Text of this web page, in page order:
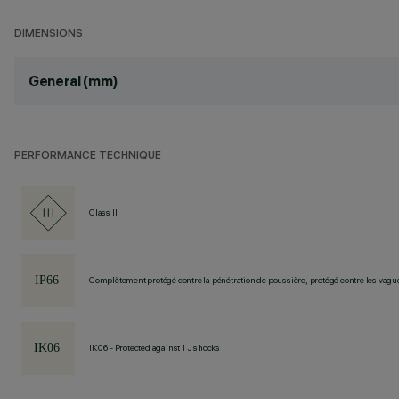
DIMENSIONS
General (mm)
PERFORMANCE TECHNIQUE
Class III
Complètement protégé contre la pénétration de poussière, protégé contre les
IK06 - Protected against 1 J shocks